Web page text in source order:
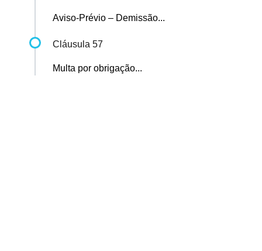
Aviso-Prévio – Demissão...
Cláusula 57
Multa por obrigação...